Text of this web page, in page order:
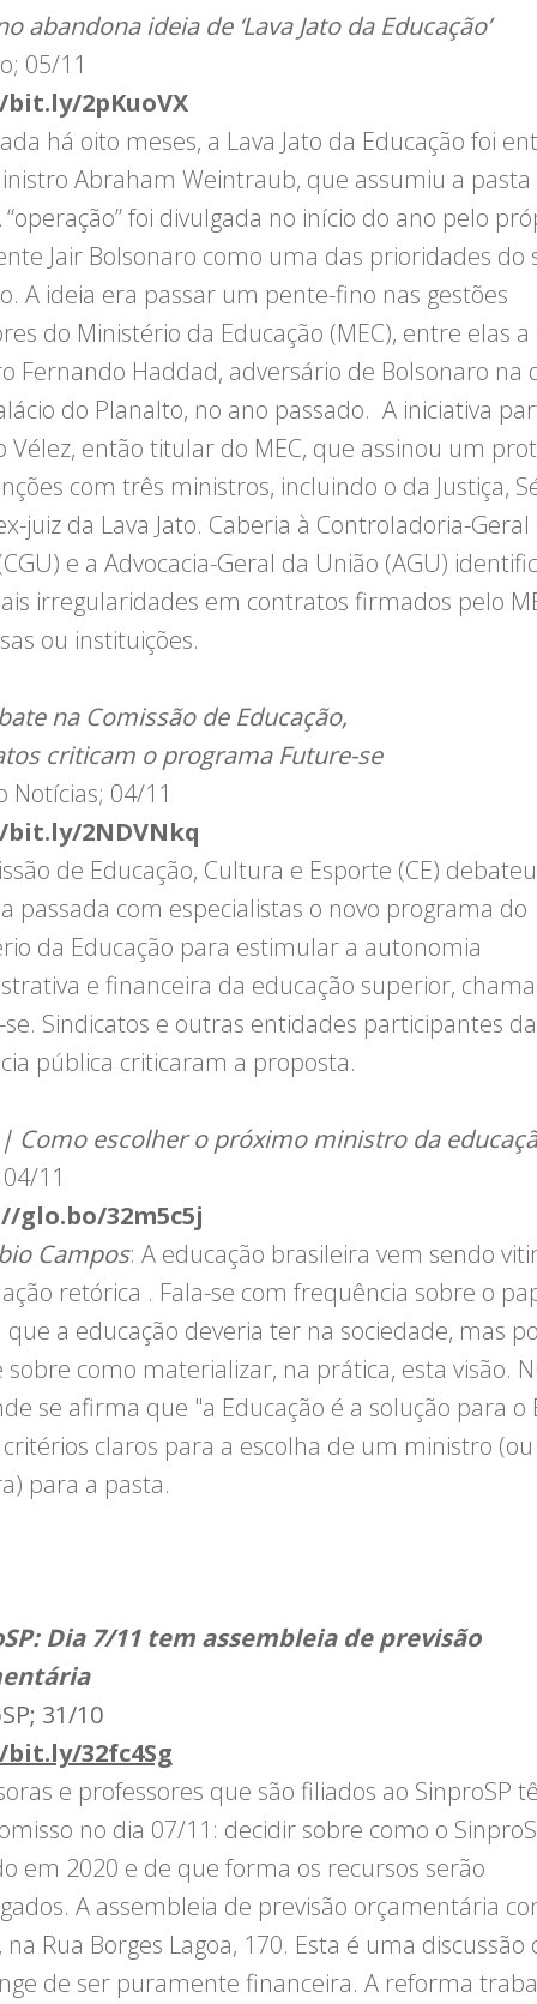
abandona ideia de ‘Lava Jato da Educação’
05/11
2pKuoVX
há oito meses, a Lava Jato da Educação foi
Abraham Weintraub, que assumiu a
foi divulgada no início do ano pelo
Jair Bolsonaro como uma das prioridades do
A ideia era passar um pente-fino nas gestões
do Ministério da Educação (MEC), entre elas a
Fernando Haddad, adversário de Bolsonaro na
do Planalto, no ano passado. A iniciativa
Vélez, então titular do MEC, que assinou um
com três ministros, incluindo o da Justiça,
juiz da Lava Jato. Caberia à Controladoria-Geral
e a Advocacia-Geral da União (AGU)
irregularidades em contratos firmados pelo
ou instituições.
na Comissão de Educação,
criticam o programa Future-se
Notícias; 04/11
2NDVNkq
de Educação, Cultura e Esporte (CE)
passada com especialistas o novo programa do
da Educação para estimular a autonomia
e financeira da educação superior,
Sindicatos e outras entidades participantes da
pública criticaram a proposta.
Como escolher o próximo ministro da
11
glo.bo/32m5c5j
Campos: A educação brasileira vem sendo
retórica . Fala-se com frequência sobre o
a educação deveria ter na sociedade, mas
sobre como materializar, na prática, esta visão.
se afirma que "a Educação é a solução para o
claros para a escolha de um ministro (ou
para a pasta.
Dia 7/11 tem assembleia de previsão
31/10
32fc4Sg
e professores que são filiados ao SinproSP
no dia 07/11: decidir sobre como o
em 2020 e de que forma os recursos serão
A assembleia de previsão orçamentária
na Rua Borges Lagoa, 170. Esta é uma discussão
de ser puramente financeira. A reforma